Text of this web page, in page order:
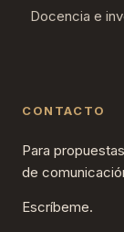
Docencia e
CONTACTO
Para
de
Escríbeme.